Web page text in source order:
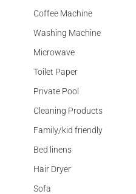
Coffee Machine
Washing Machine
Microwave
Toilet Paper
Private Pool
Cleaning Products
Family/kid friendly
Bed linens
Hair Dryer
Sofa